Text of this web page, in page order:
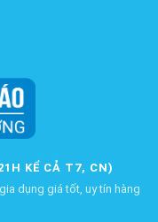
KỂ CẢ T7, CN)
dụng giá tốt, uy tín hàng